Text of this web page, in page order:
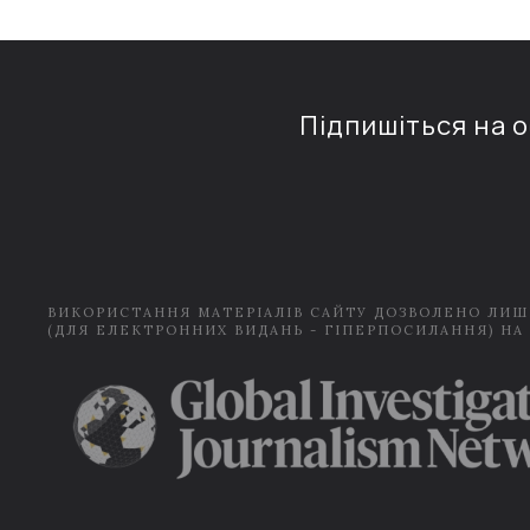
Підпишіться на
ВИКОРИСТАННЯ МАТЕРІАЛІВ САЙТУ ДОЗВОЛЕНО
(ДЛЯ ЕЛЕКТРОННИХ ВИДАНЬ - ГІПЕРПОСИЛАННЯ) НА